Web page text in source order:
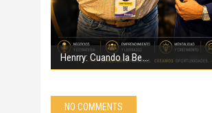
Henrry: Cuando la Be
NO COMMENTS